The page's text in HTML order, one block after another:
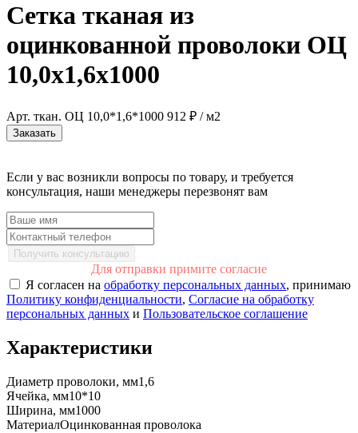
Сетка тканая из
оцинкованной проволоки ОЦ
10,0х1,6х1000
Арт. ткан. ОЦ 10,0*1,6*1000 912 ₽ / м2
Заказать
Если у вас возникли вопросы по товару, и требуется
консультация, наши менеджеры перезвонят вам
Получить консультацию
Для отправки примите согласие
Я согласен на обработку персональных данных, принимаю
Политику конфиденциальности, Согласие на обработку
персональных данных и Пользовательское соглашение
Характеристики
Диаметр проволоки, мм1,6
Ячейка, мм10*10
Ширина, мм1000
МатериалОцинкованная проволока